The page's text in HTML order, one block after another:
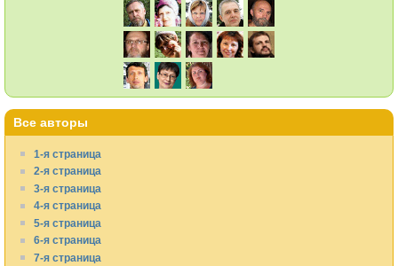
Все авторы
1-я страница
2-я страница
3-я страница
4-я страница
5-я страница
6-я страница
7-я страница